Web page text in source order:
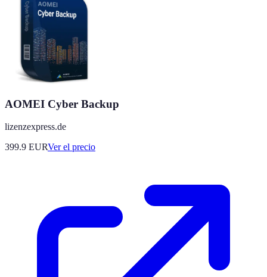
AOMEI Cyber Backup
lizenzexpress.de
399.9 EURVer el precio